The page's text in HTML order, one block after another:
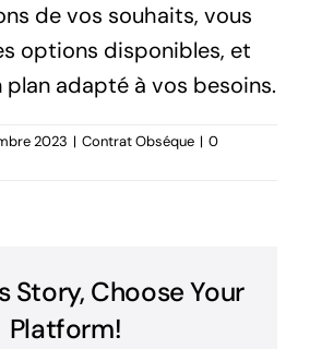
de vos souhaits, vous
options disponibles, et
plan adapté à vos besoins.
2023 | Contrat Obséque | 0
Story, Choose Your
Platform!